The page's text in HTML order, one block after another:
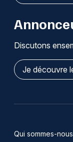
Discutons
Je découvre
Qui sommes-